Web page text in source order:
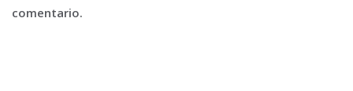
comentario.